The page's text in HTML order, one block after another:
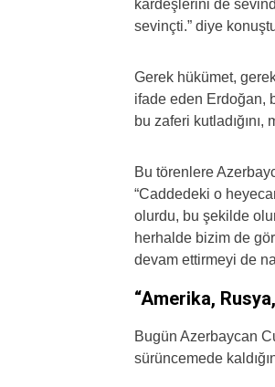
kardeşlerini de
sevinçti.” diye
Gerek hükümet,
ifade eden Erdoğan,
bu zaferi
Bu törenlere
“Caddedeki o
olurdu, bu şekilde
herhalde bizim de
devam ettirmeyi de
“Amerika,
Bugün Azerbaycan
sürüncemede